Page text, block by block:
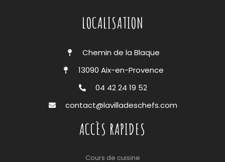
LOCALISATION
Chemin de la Blaque
13090 Aix-en-Provence
04 42 24 19 52
contact@lavilladeschefs.com
ACCÈS RAPIDES
Cours de cuisine